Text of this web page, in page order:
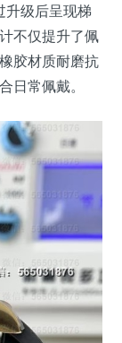
升级后呈现梯
不仅提升了佩
胶材质耐磨抗
日常佩戴。